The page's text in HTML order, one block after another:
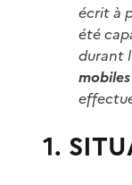
écrit à
été
durant
1.